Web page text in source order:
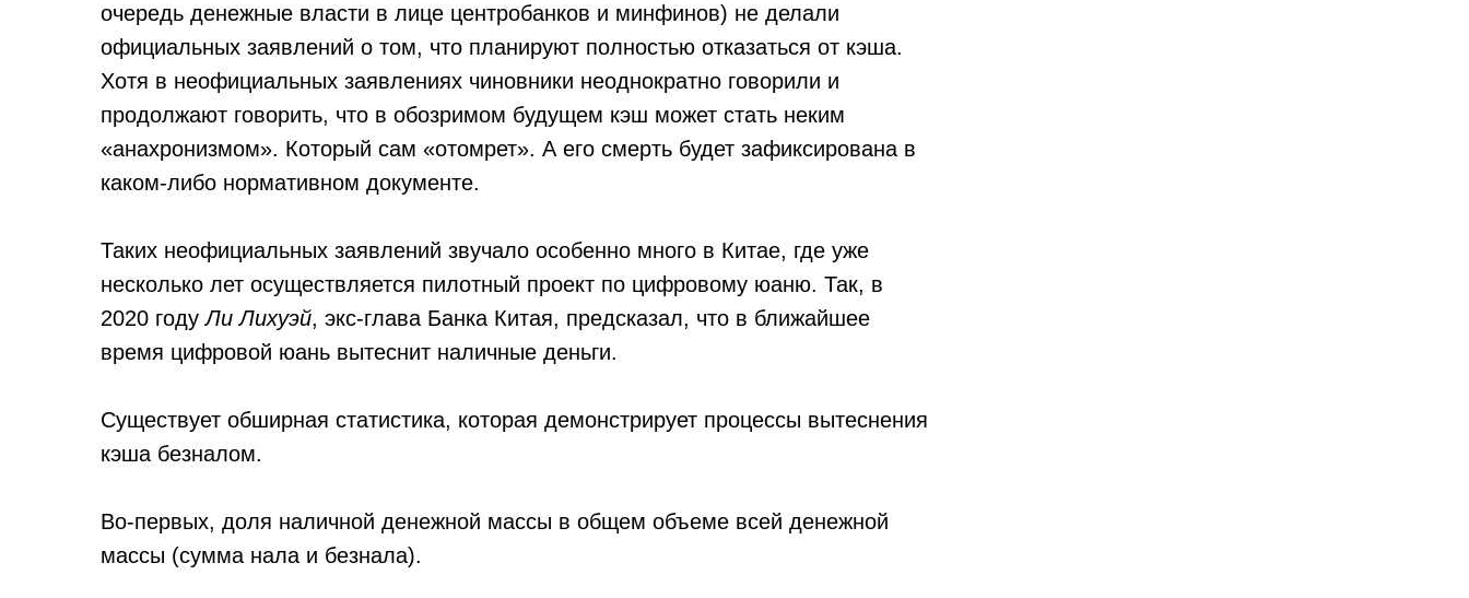
очередь денежные власти в лице центробанков и минфинов) не делали
официальных заявлений о том, что планируют полностью отказаться от кэша.
Хотя в неофициальных заявлениях чиновники неоднократно говорили и
продолжают говорить, что в обозримом будущем кэш может стать неким
«анахронизмом». Который сам «отомрет». А его смерть будет зафиксирована в
каком-либо нормативном документе.
Таких неофициальных заявлений звучало особенно много в Китае, где уже
несколько лет осуществляется пилотный проект по цифровому юаню. Так, в
2020 годуЛи Лихуэй, экс-глава Банка Китая, предсказал, что в ближайшее
время цифровой юань вытеснит наличные деньги.
Существует обширная статистика, которая демонстрирует процессы вытеснения
кэша безналом.
Во-первых, доля наличной денежной массы в общем объеме всей денежной
массы (сумма нала и безнала).